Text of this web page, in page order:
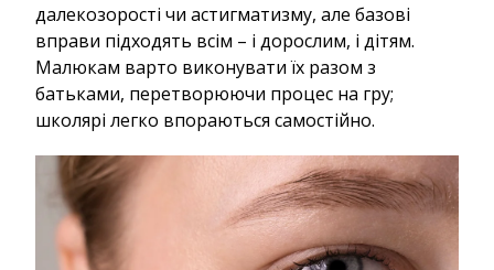
далекозорості чи астигматизму, але базові
вправи підходять всім – і дорослим, і дітям.
Малюкам варто виконувати їх разом з
батьками, перетворюючи процес на гру;
школярі легко впораються самостійно.